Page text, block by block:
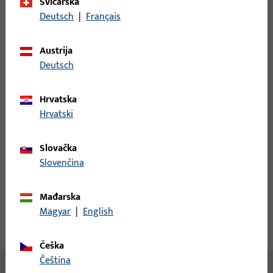
Prijava
Prijavite se podacima kupca da biste dobili informacije o
Opis proizvoda
Deutsch | Français
Austrija
Deutsch
Hrvatska
Hrvatski
Slovačka
Slovenčina
Mađarska
Magyar | English
Češka
čeština